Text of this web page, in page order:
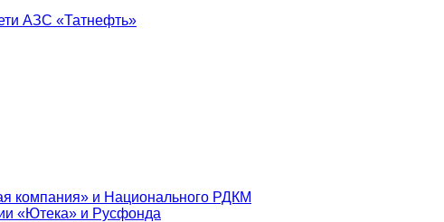
АЗС «Татнефть»
компания» и Национального РДКМ
«Ютека» и Русфонда